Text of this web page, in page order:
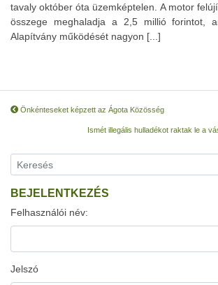
tavaly október óta üzemképtelen. A motor
összege meghaladja a 2,5 millió forintot,
Alapítvány működését nagyon [...]
Önkénteseket képzett az Ágota Közösség
Ismét illegális hulladékot raktak le a
BEJELENTKEZÉS
Felhasználói név:
Jelszó